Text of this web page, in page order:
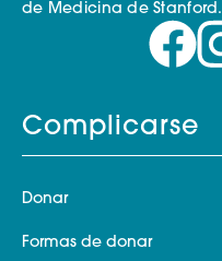
de Medicina de Stanford.
Complicarse
Donar
Formas de donar